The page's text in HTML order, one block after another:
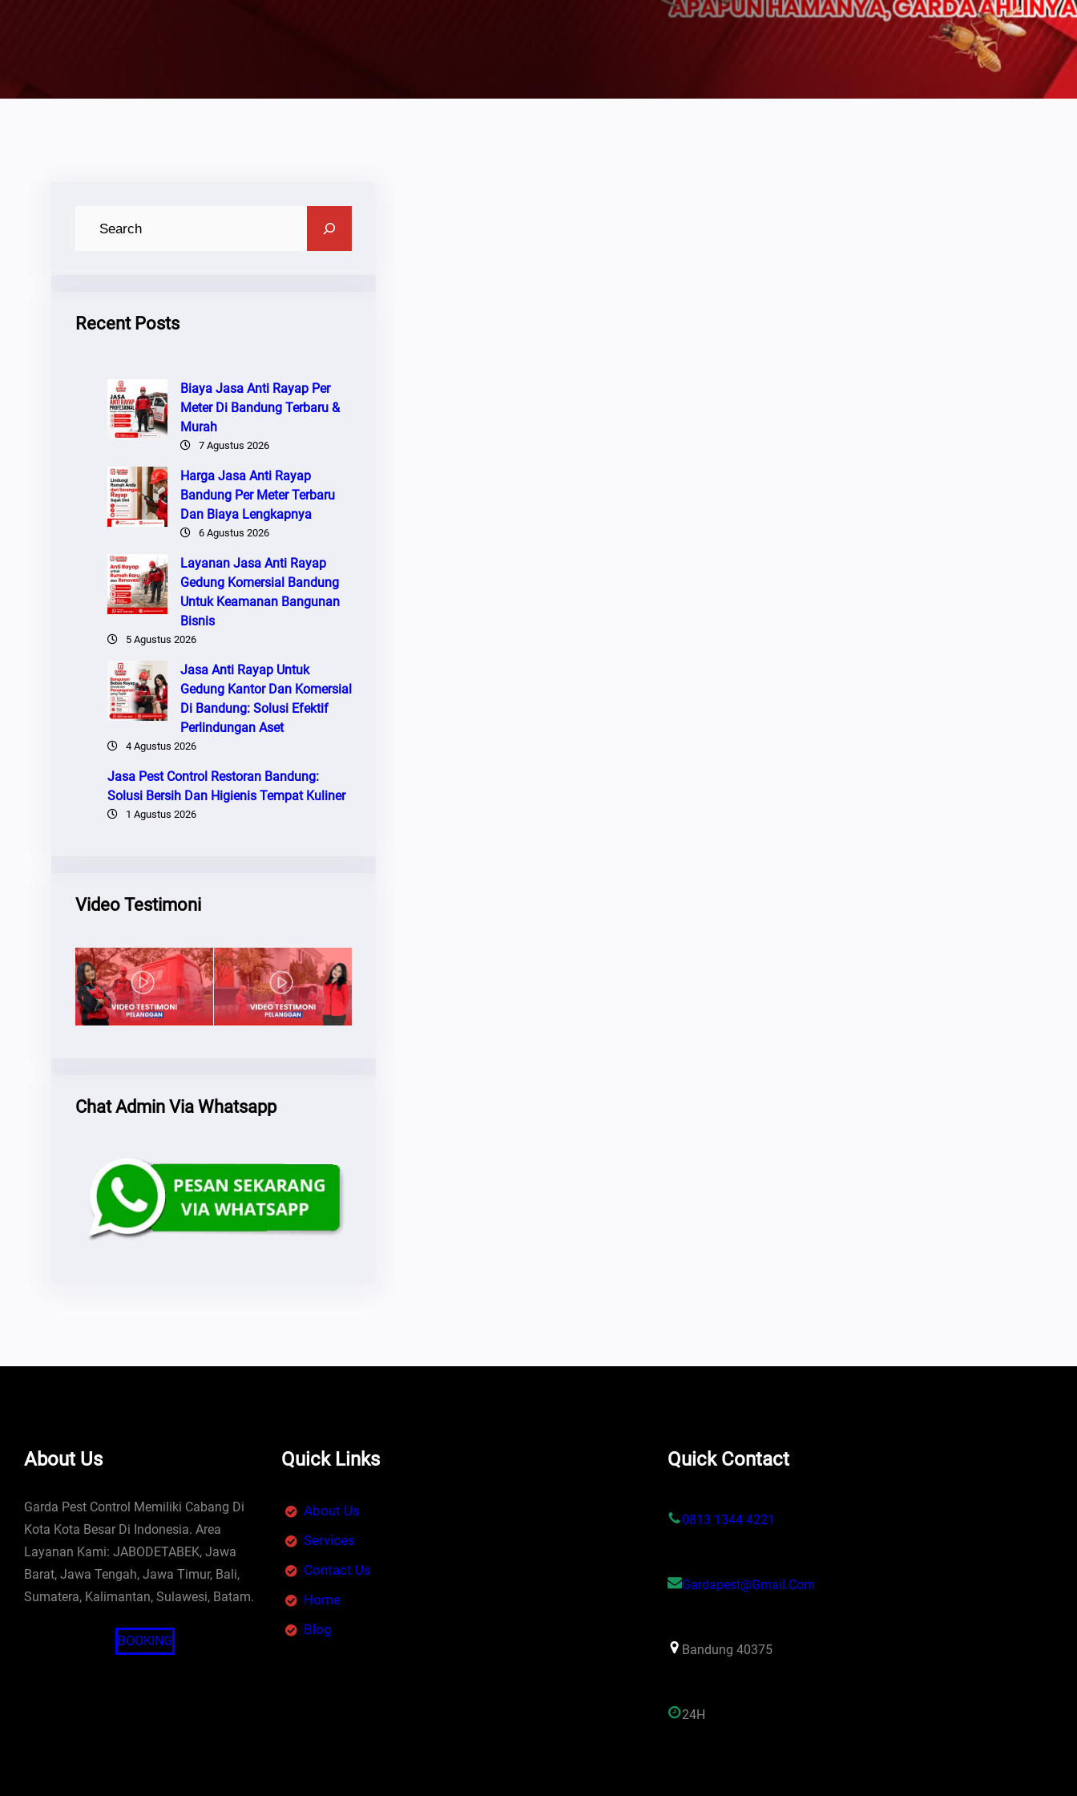
Recent Posts
Biaya Jasa Anti Rayap Per
Meter Di Bandung Terbaru &
Murah
7 Agustus 2026
Harga Jasa Anti Rayap
Bandung Per Meter Terbaru
Dan Biaya Lengkapnya
6 Agustus 2026
Layanan Jasa Anti Rayap
Gedung Komersial Bandung
Untuk Keamanan Bangunan
Bisnis
5 Agustus 2026
Jasa Anti Rayap Untuk
Gedung Kantor Dan Komersial
Di Bandung: Solusi Efektif
Perlindungan Aset
4 Agustus 2026
Jasa Pest Control Restoran Bandung:
Solusi Bersih Dan Higienis Tempat Kuliner
1 Agustus 2026
Video Testimoni
Chat Admin Via Whatsapp
About Us
Garda Pest Control Memiliki Cabang Di
Kota Kota Besar Di Indonesia. Area
Layanan Kami: JABODETABEK, Jawa
Barat, Jawa Tengah, Jawa Timur, Bali,
Sumatera, Kalimantan, Sulawesi, Batam.
BOOKING
Quick Links
About Us
Services
Contact Us
Home
Blog
Quick Contact
0813 1344 4221
Gardapest@gmail.com
Bandung 40375
24H